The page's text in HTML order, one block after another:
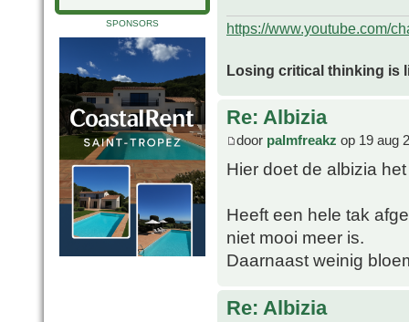
SPONSORS https://www.youtube.com/
Losing critical thinking is
Re: Albizia
door palmfreakz op 19 aug
Hier doet de albizia
Heeft een hele tak
niet mooi meer is.
Daarnaast weinig
Re: Albizia